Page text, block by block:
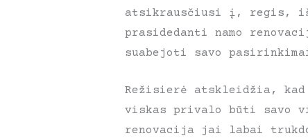
atsikrausčiusi į, regis, iš
prasidedanti namo
suabejoti savo
Režisierė atskleidžia,
viskas privalo būti savo
renovacija jai labai